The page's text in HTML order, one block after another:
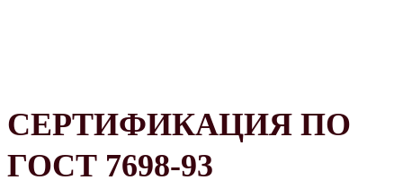
СЕРТИФИКАЦИЯ ПО
ГОСТ 7698-93